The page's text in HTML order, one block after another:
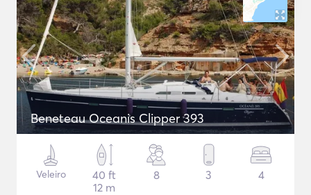
Beneteau Oceanis Clipper 393
Veleiro
40 ft
12 m
8 3 4